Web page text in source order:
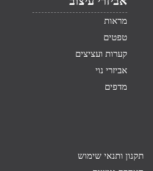
מראות
טפטים
קערות ועציצים
אביזרי נוי
מדפים
תקנון ותנאי שימוש